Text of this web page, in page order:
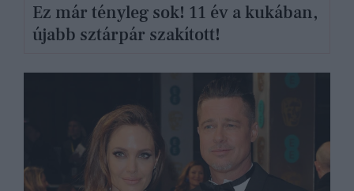
Ez már tényleg sok! 11 év a kukában,
újabb sztárpár szakított!